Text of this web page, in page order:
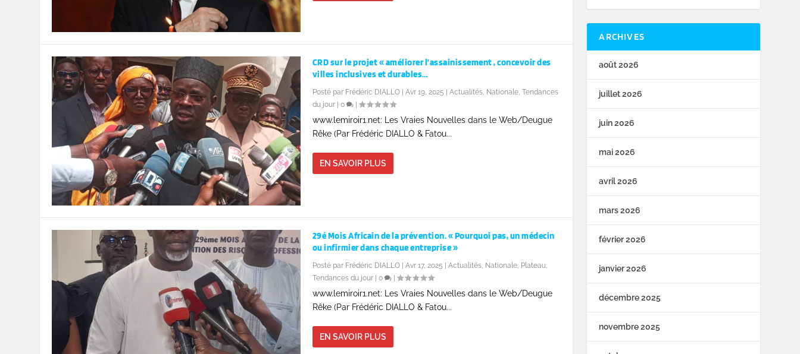
CRD sur le projet « améliorer l’assainissement , concevoir des
villes inclusives et durables…
Posté par Frédéric DIALLO| Avr 19, 2025 Actualités, Nationale, Tendances
du jour| 0 |
www.lemiroir1.net: Les Vraies Nouvelles dans le Web/Deugue
Rêke (Par Frédéric DIALLO & Fatou...
EN SAVOIR PLUS
29é Mois Africain de la prévention. « Pourquoi pas, un médecin
ou infirmier dans chaque entreprise »
Posté par Frédéric DIALLO| Avr 17, 2025 | Actualités, Nationale, Plateau,
Tendances du jour| 0 |
www.lemiroir1.net: Les Vraies Nouvelles dans le Web/Deugue
Rêke (Par Frédéric DIALLO & Fatou...
EN SAVOIR PLUS
ARCHIVES
août 2026
juillet 2026
juin 2026
mai 2026
avril 2026
mars 2026
février 2026
janvier 2026
décembre 2025
novembre 2025